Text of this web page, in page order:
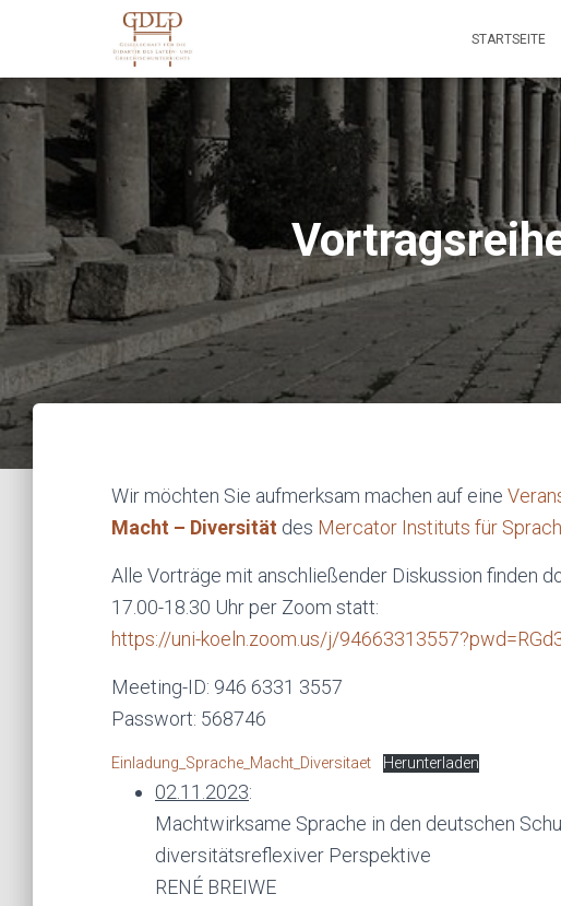
STARTSEITE
Wir möchten Sie aufmerksam machen auf eine
Macht – Diversität des Mercator Instituts für
Alle Vorträge mit anschließender Diskussion finden
17.00-18.30 Uhr per Zoom statt:
https://uni-koeln.zoom.us/j/
Meeting-ID: 946 6331 3557
Passwort: 568746
Einladung_Sprache_Macht_Diversitaet Herunterladen
02.11.2023:
Machtwirksame Sprache in den deutschen
diversitätsreflexiver Perspektive
RENÉ BREIWE